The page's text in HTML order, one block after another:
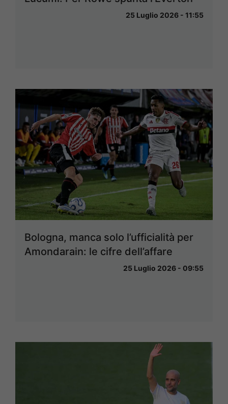
25 Luglio 2026 - 11:55
Bologna, manca solo l’ufficialità per
Amondarain: le cifre dell’affare
25 Luglio 2026 - 09:55